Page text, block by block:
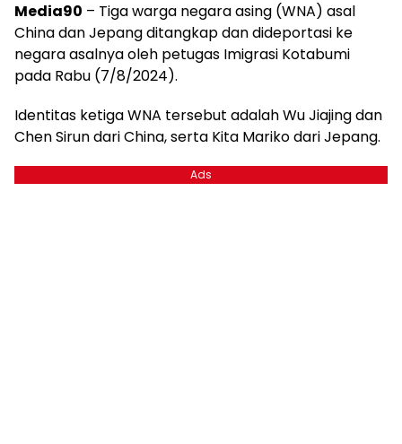
Media90 – Tiga warga negara asing (WNA) asal
China dan Jepang ditangkap dan dideportasi ke
negara asalnya oleh petugas Imigrasi Kotabumi
pada Rabu (7/8/2024).
Identitas ketiga WNA tersebut adalah Wu Jiajing dan
Chen Sirun dari China, serta Kita Mariko dari Jepang.
Ads